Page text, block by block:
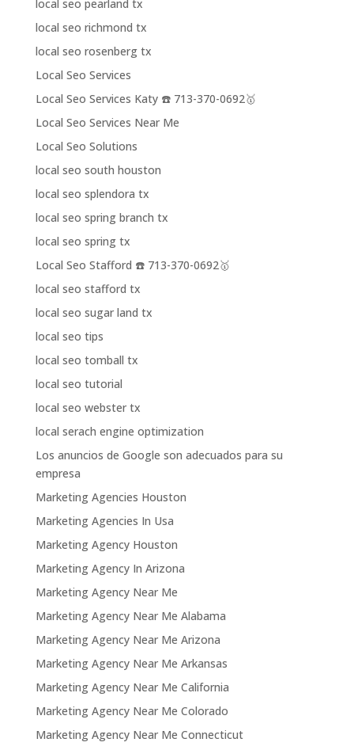
local seo pearland tx
local seo richmond tx
local seo rosenberg tx
Local Seo Services
Local Seo Services Katy ☎️ 713-370-0692🥇
Local Seo Services Near Me
Local Seo Solutions
local seo south houston
local seo splendora tx
local seo spring branch tx
local seo spring tx
Local Seo Stafford ☎️ 713-370-0692🥇
local seo stafford tx
local seo sugar land tx
local seo tips
local seo tomball tx
local seo tutorial
local seo webster tx
local serach engine optimization
Los anuncios de Google son adecuados para su
empresa
Marketing Agencies Houston
Marketing Agencies In Usa
Marketing Agency Houston
Marketing Agency In Arizona
Marketing Agency Near Me
Marketing Agency Near Me Alabama
Marketing Agency Near Me Arizona
Marketing Agency Near Me Arkansas
Marketing Agency Near Me California
Marketing Agency Near Me Colorado
Marketing Agency Near Me Connecticut